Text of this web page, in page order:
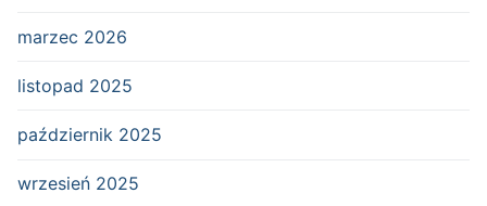
marzec 2026
listopad 2025
październik 2025
wrzesień 2025